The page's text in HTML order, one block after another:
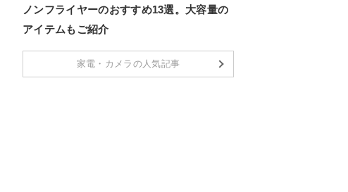
ノンフライヤーのおすすめ13選。大容量の
アイテムもご紹介
家電・カメラの人気記事